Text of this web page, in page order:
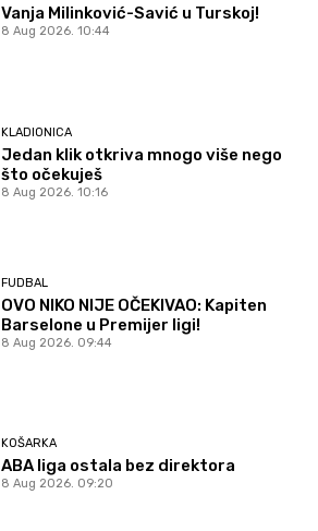
Vanja Milinković-Savić u Turskoj!
8 Aug 2026. 10:44
KLADIONICA
Jedan klik otkriva mnogo više nego
što očekuješ
8 Aug 2026. 10:16
FUDBAL
OVO NIKO NIJE OČEKIVAO: Kapiten
Barselone u Premijer ligi!
8 Aug 2026. 09:44
KOŠARKA
ABA liga ostala bez direktora
8 Aug 2026. 09:20